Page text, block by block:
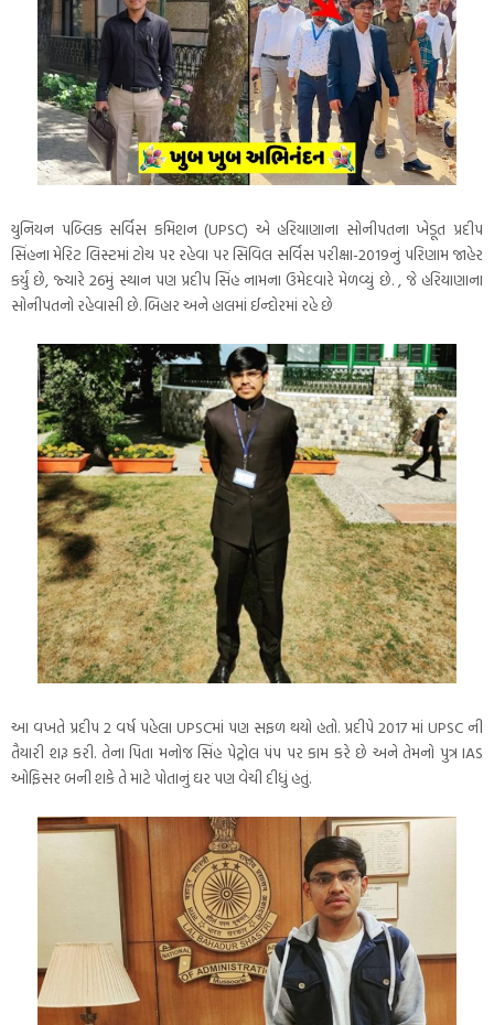
યુનિયન પબ્લિક સર્વિસ કમિશન (UPSC) એ હરિયાણાના સોનીપતના ખેડૂત પ્રદીપ
સિંહના મેરિટ લિસ્ટમાં ટોચ પર રહેવા પર સિવિલ સર્વિસ પરીક્ષા-2019નું પરિણામ જાહેર
કર્યું છે, જ્યારે 26મું સ્થાન પણ પ્રદીપ સિંહ નામના ઉમેદવારે મેળવ્યું છે. , જે હરિયાણાના
સોનીપતનો રહેવાસી છે. બિહાર અને હાલમાં ઈન્દોરમાં રહે છે
આ વખતે પ્રદીપ 2 વર્ષ પહેલા UPSCમાં પણ સફળ થયો હતો. પ્રદીપે 2017 માં UPSC ની
તૈયારી શરૂ કરી. તેના પિતા મનોજ સિંહ પેટ્રોલ પંપ પર કામ કરે છે અને તેમનો પુત્ર IAS
ઓફિસર બની શકે તે માટે પોતાનું ઘર પણ વેચી દીધું હતું.